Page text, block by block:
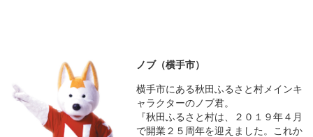
ノブ（横手市）
横手市にある秋田ふるさと村メインキ
ャラクターのノブ君。
『秋田ふるさと村は、２０１９年４月
で開業２５周年を迎えました。これか